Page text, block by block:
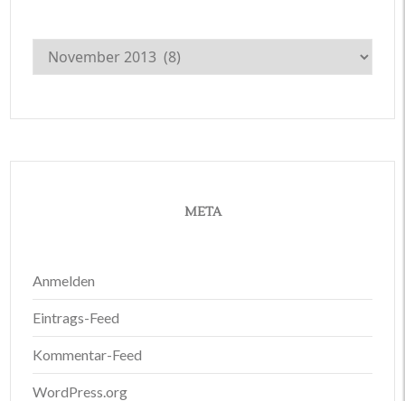
Archiv
META
Anmelden
Eintrags-Feed
Kommentar-Feed
WordPress.org